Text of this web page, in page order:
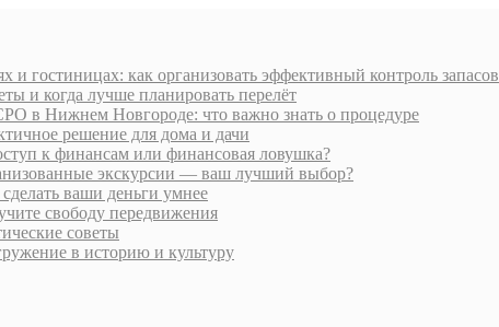
и гостиницах: как организовать эффективный контроль запасов
и когда лучше планировать перелёт
в Нижнем Новгороде: что важно знать о процедуре
решение для дома и дачи
к финансам или финансовая ловушка?
экскурсии — ваш лучший выбор?
ваши деньги умнее
свободу передвижения
советы
в историю и культуру